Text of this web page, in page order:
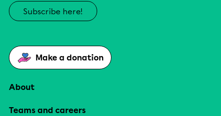
Subscribe here!
Make a donation
About
Teams and careers